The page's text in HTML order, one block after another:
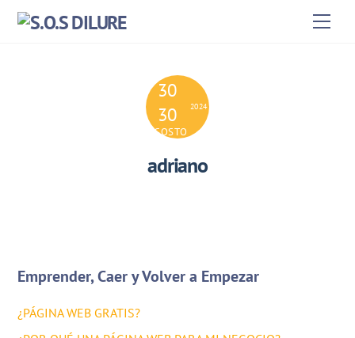
Skip
30
30
AGOSTO
2024
adriano
Emprender, Caer y Volver a Empezar
¿PÁGINA WEB GRATIS?